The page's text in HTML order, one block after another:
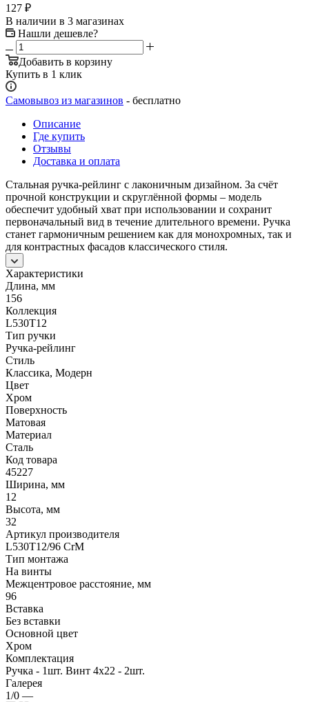
127 ₽
В наличии в 3 магазинах
Нашли дешевле?
Добавить в корзину
Купить в 1 клик
Самовывоз из магазинов - бесплатно
Описание
Где купить
Отзывы
Доставка и оплата
Стальная ручка-рейлинг с лаконичным дизайном. За счёт
прочной конструкции и скруглённой формы – модель
обеспечит удобный хват при использовании и сохранит
первоначальный вид в течение длительного времени. Ручка
станет гармоничным решением как для монохромных, так и
для контрастных фасадов классического стиля.
Характеристики
Длина, мм
156
Коллекция
L530T12
Тип ручки
Ручка-рейлинг
Стиль
Классика, Модерн
Цвет
Хром
Поверхность
Матовая
Материал
Сталь
Код товара
45227
Ширина, мм
12
Высота, мм
32
Артикул производителя
L530T12/96 CrM
Тип монтажа
На винты
Межцентровое расстояние, мм
96
Вставка
Без вставки
Основной цвет
Хром
Комплектация
Ручка - 1шт. Винт 4х22 - 2шт.
Галерея
1/0 —